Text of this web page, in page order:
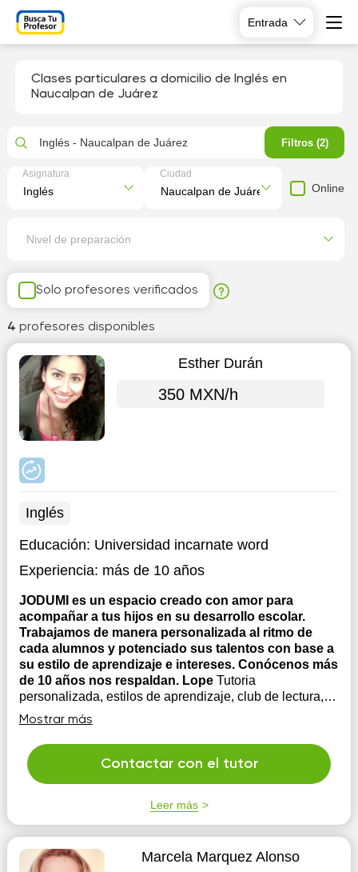
Entrada
Clases particulares a domicilio de Inglés en
Naucalpan de Juárez
Solo profesores verificados
4 profesores disponibles
Esther Durán
350 MXN/h
Inglés
Educación: Universidad incarnate word
Experiencia: más de 10 años
JODUMI es un espacio creado con amor para
acompañar a tus hijos en su desarrollo escolar.
Trabajamos de manera personalizada al ritmo de
cada alumnos y potenciado sus talentos con base a
su estilo de aprendizaje e intereses. Conócenos más
de 10 años nos respaldan. Lope Tutoria
personalizada, estilos de aprendizaje, club de lectura,
club de inglés. Taller de manejo de Emociones
Artererapia Escuela para Padres
Mostrar más
Contactar con el tutor
Leer más
Marcela Marquez Alonso
Inglés - Naucalpan de Juárez Filtros (2)
Asignatura Ciudad
Online
Nivel de preparación